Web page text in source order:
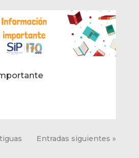
Entradas siguientes »